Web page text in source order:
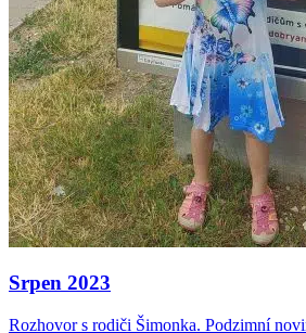
Srpen 2023
Rozhovor s rodiči Šimonka. Podzimní